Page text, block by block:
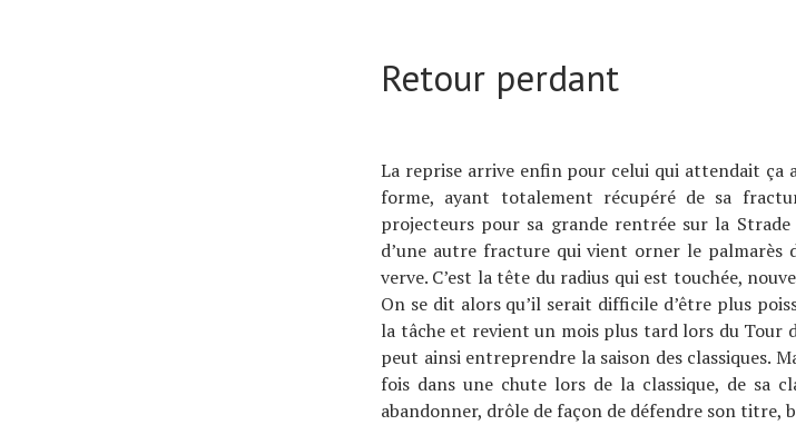
Retour perdant
La reprise arrive enfin pour celui qui attendait ça
forme, ayant totalement récupéré de sa
projecteurs pour sa grande rentrée sur la
d’une autre fracture qui vient orner le palmarès
verve. C’est la tête du radius qui est touchée,
On se dit alors qu’il serait difficile d’être plus
la tâche et revient un mois plus tard lors du Tour
peut ainsi entreprendre la saison des classiques.
fois dans une chute lors de la classique, de sa
abandonner, drôle de façon de défendre son titre,